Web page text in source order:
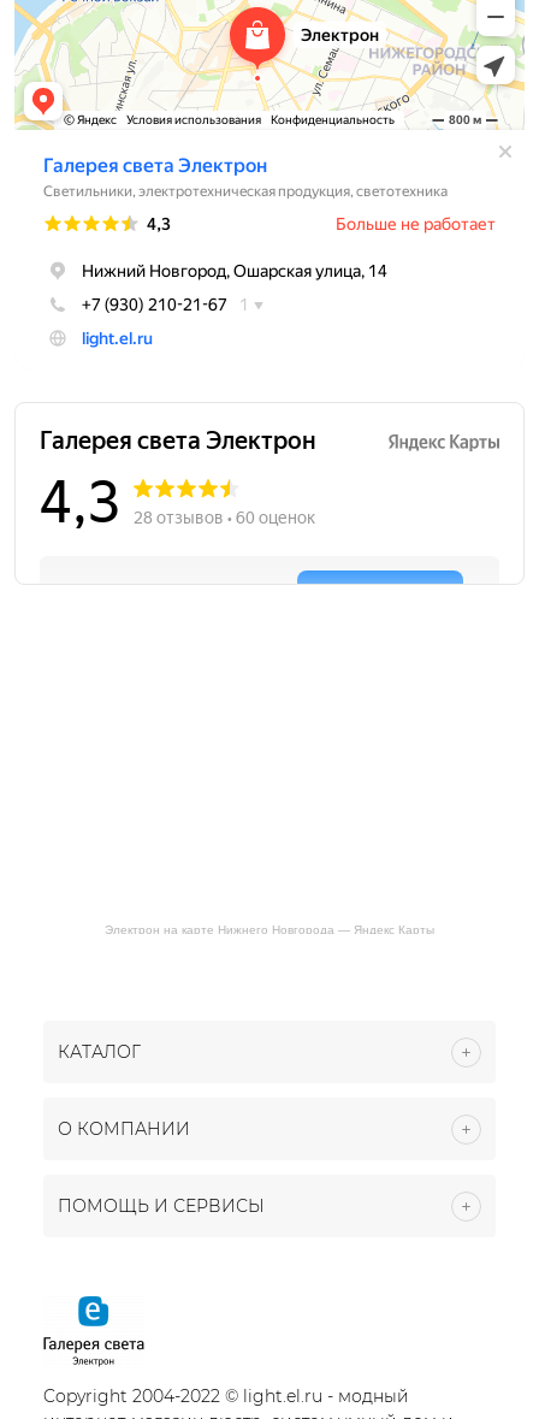
Электрон на карте Нижнего Новгорода — Яндекс Карты
КАТАЛОГ
О КОМПАНИИ
ПОМОЩЬ И СЕРВИСЫ
Copyright 2004-2022 © light.el.ru - модный